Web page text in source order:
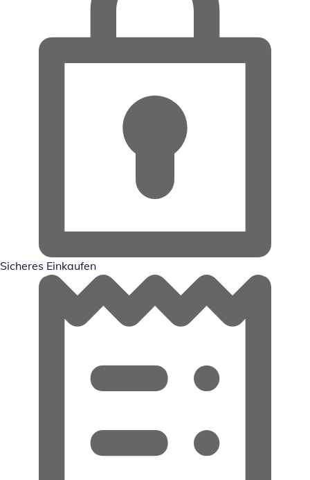
Sicheres Einkaufen